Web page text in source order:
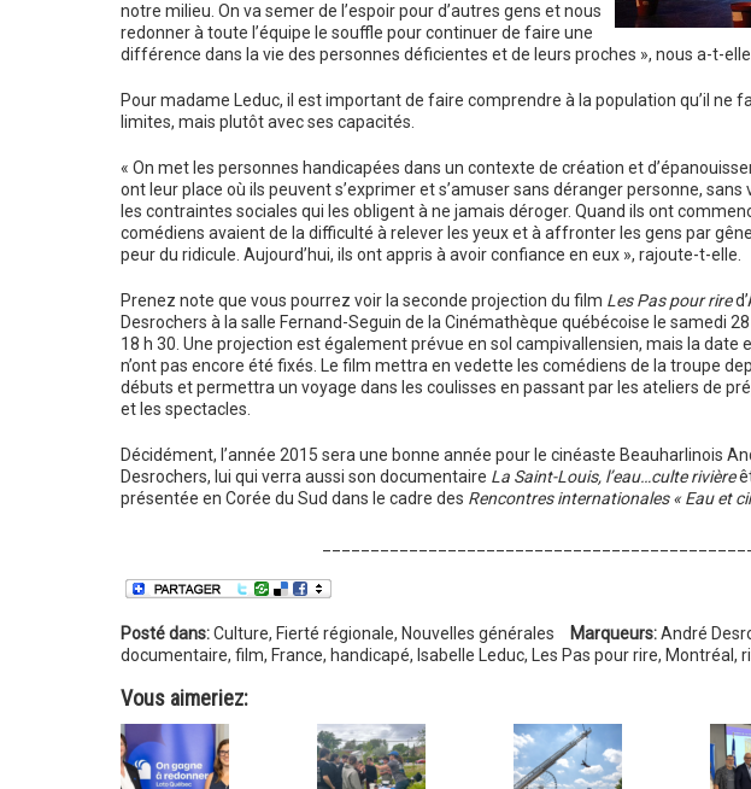
notre milieu. On va semer de l’espoir pour d’autres gens et nous
redonner à toute l’équipe le souffle pour continuer de faire une
différence dans la vie des personnes déficientes et de leurs proches », nous a-t-
Pour madame Leduc, il est important de faire comprendre à la population qu’il ne
limites, mais plutôt avec ses capacités.
« On met les personnes handicapées dans un contexte de création et
ont leur place où ils peuvent s’exprimer et s’amuser sans déranger personne, sans
les contraintes sociales qui les obligent à ne jamais déroger. Quand ils ont
comédiens avaient de la difficulté à relever les yeux et à affronter les gens par
peur du ridicule. Aujourd’hui, ils ont appris à avoir confiance en eux », rajoute-t-elle.
Prenez note que vous pourrez voir la seconde projection du film Les Pas pour rire
Desrochers à la salle Fernand-Seguin de la Cinémathèque québécoise le samedi
18 h 30. Une projection est également prévue en sol campivallensien, mais la date
n’ont pas encore été fixés. Le film mettra en vedette les comédiens de la troupe
débuts et permettra un voyage dans les coulisses en passant par les ateliers de
et les spectacles.
Décidément, l’année 2015 sera une bonne année pour le cinéaste Beauharlinois
Desrochers, lui qui verra aussi son documentaire La Saint-Louis, l’eau…culte rivière
présentée en Corée du Sud dans le cadre des Rencontres internationales « Eau et
Posté dans:Culture, Fierté régionale, Nouvelles générales Marqueurs: André
documentaire, film, France, handicapé, Isabelle Leduc, Les Pas pour rire, Montréal ,
Vous aimeriez: